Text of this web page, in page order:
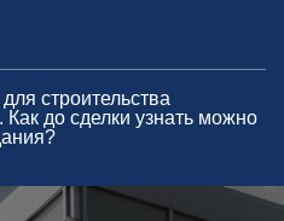
строительства
до сделки узнать можно